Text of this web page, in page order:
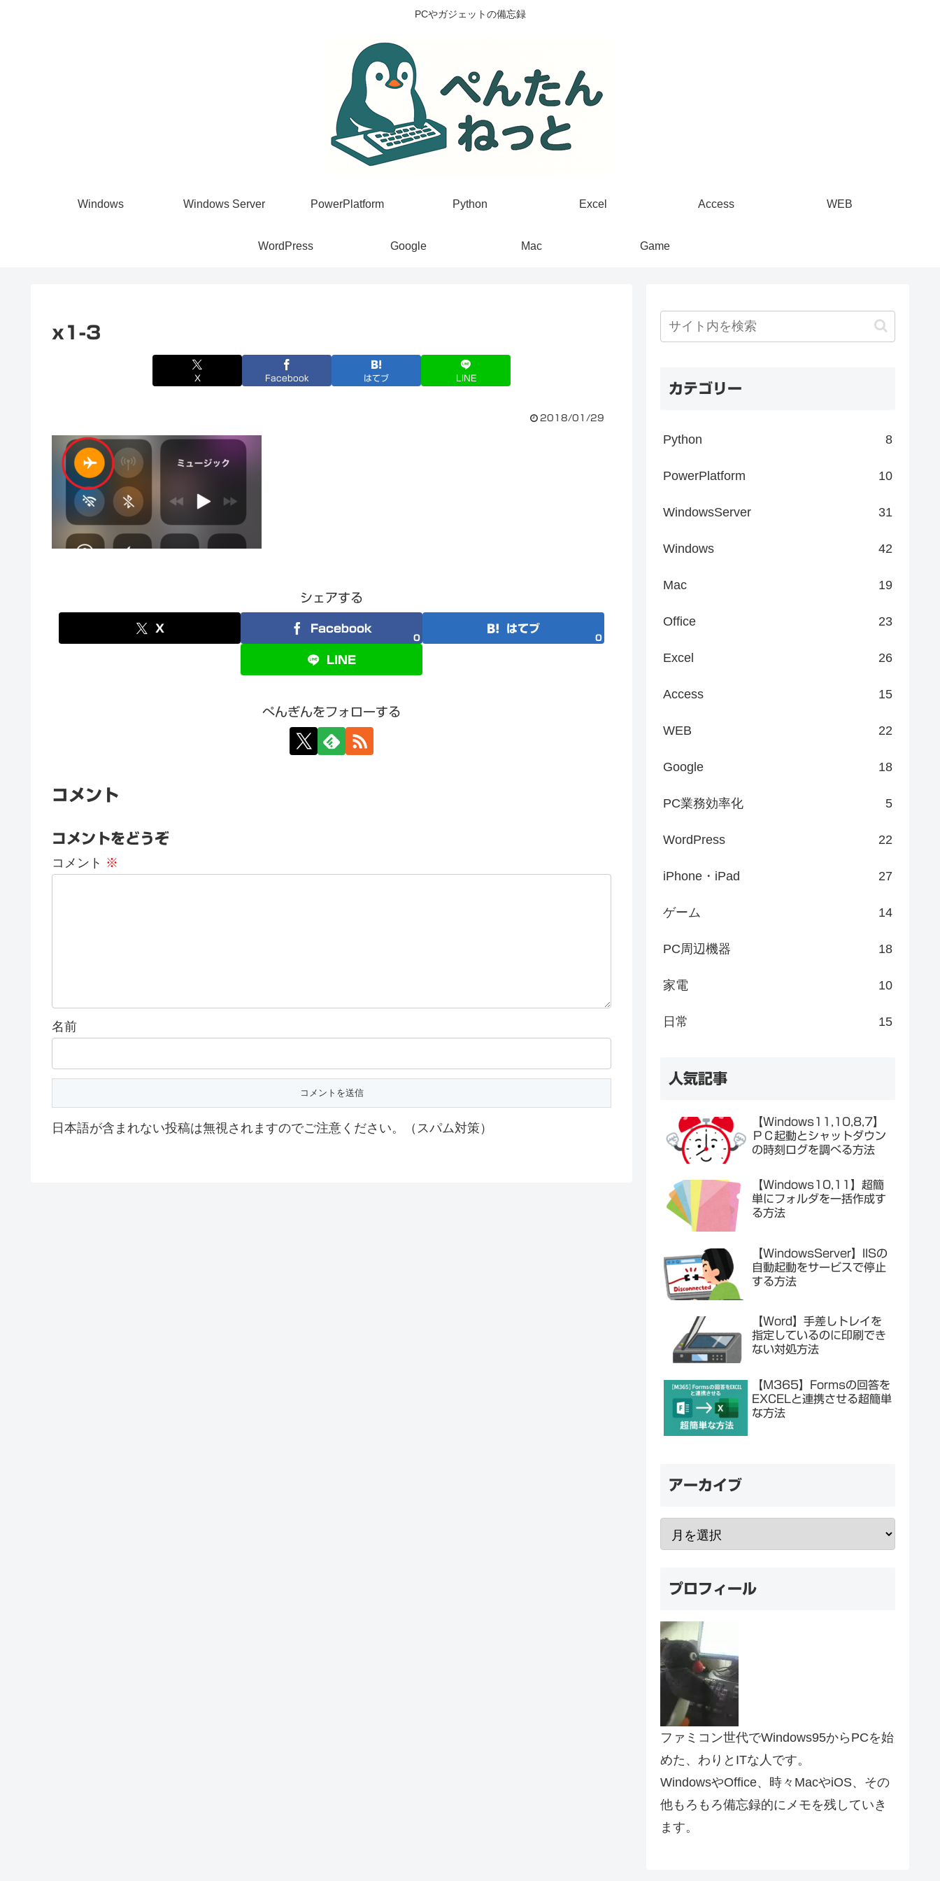
PCやガジェットの備忘録
Windows Windows Server PowerPlatform Python Excel Access WEB
WordPress Google Mac Game
x1-3
X Facebook はてブ LINE
2018/01/29
シェアする
X Facebook
0
はてブ
0
LINE
ぺんぎんをフォローする
コメント
コメントをどうぞ
コメント ※
名前
日本語が含まれない投稿は無視されますのでご注意ください。（スパム対策）
カテゴリー
Python 8
PowerPlatform 10
WindowsServer 31
Windows 42
Mac 19
Office 23
Excel 26
Access 15
WEB 22
Google 18
PC業務効率化 5
WordPress 22
iPhone・iPad 27
ゲーム 14
PC周辺機器 18
家電 10
日常 15
人気記事
【Windows11,10,8,7】
ＰＣ起動とシャットダウン
の時刻ログを調べる方法
【Windows10,11】超簡
単にフォルダを一括作成す
る方法
【WindowsServer】IISの
自動起動をサービスで停止
する方法
【Word】手差しトレイを
指定しているのに印刷でき
ない対処方法
【M365】Formsの回答を
EXCELと連携させる超簡単
な方法
アーカイブ
プロフィール
ファミコン世代でWindows95からPCを始
めた、わりとITな人です。
WindowsやOffice、時々MacやiOS、その
他もろもろ備忘録的にメモを残していき
ます。